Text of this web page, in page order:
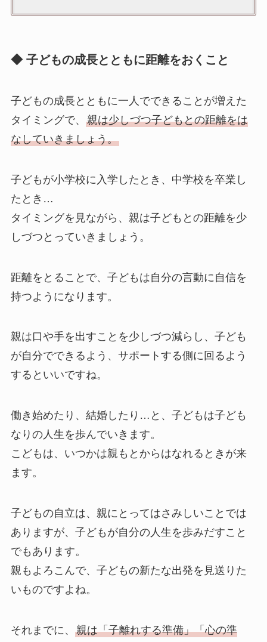
◆ 子どもの成長とともに距離をおくこと
子どもの成長とともに一人でできることが増えた
タイミングで、 親は少しづつ子どもとの距離をは
なしていきましょう。
子どもが小学校に入学したとき、中学校を卒業し
たとき…
タイミングを見ながら、親は子どもとの距離を少
しづつとっていきましょう。
距離をとることで、子どもは自分の言動に自信を
持つようになります。
親は口や手を出すことを少しづつ減らし、子ども
が自分でできるよう、サポートする側に回るよう
するといいですね。
働き始めたり、結婚したり…と、子どもは子ども
なりの人生を歩んでいきます。
こどもは、いつかは親もとからはなれるときが来
ます。
子どもの自立は、親にとってはさみしいことでは
ありますが、子どもが自分の人生を歩みだすこと
でもあります。
親もよろこんで、子どもの新たな出発を見送りた
いものですよね。
それまでに、 親は「子離れする準備」「心の準